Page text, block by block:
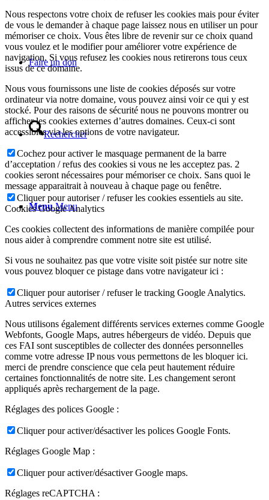
Faire un don
Rechercher
Menu Menu
Nous respectons votre choix de refuser les cookies mais pour éviter
de vous le demander à chaque page laissez nous en utiliser un pour
mémoriser ce choix. Vous êtes libre de revenir sur ce choix quand
vous voulez et le modifier pour améliorer votre expérience de
navigation. Si vous refusez les cookies nous retirerons tous ceux
issus de ce domaine.
Nous vous fournissons une liste de cookies déposés sur votre
ordinateur via notre domaine, vous pouvez ainsi voir ce qui y est
stocké. Pour des raisons de sécurité nous ne pouvons montrer ou
afficher les cookies externes d’autres domaines. Ceux-ci sont
accessibles via les options de votre navigateur.
Cochez pour activer le masquage permanent de la barre
d’acceptation / refus des cookies si vous ne les acceptez pas. 2
cookies seront nécessaires pour mémoriser ce choix. Sans quoi le
message apparaitrait à nouveau à chaque page ou fenêtre.
Cliquer pour autoriser / refuser les cookies essentiels au site.
Cookies Google Analytics
Ces cookies collectent des informations de manière compilée pour
nous aider à comprendre comment notre site est utilisé.
Si vous ne souhaitez pas que votre visite soit pistée sur notre site
vous pouvez bloquer ce pistage dans votre navigateur ici :
Cliquer pour autoriser / refuser le tracking Google Analytics.
Autres services externes
Nous utilisons également différents services externes comme Google
Webfonts, Google Maps, autres hébergeurs de vidéo. Depuis que
ces FAI sont susceptibles de collecter des données personnelles
comme votre adresse IP nous vous permettons de les bloquer ici.
merci de prendre conscience que cela peut hautement réduire
certaines fonctionnalités de notre site. Les changement seront
appliqués après rechargement de la page.
Réglages des polices Google :
Cliquer pour activer/désactiver les polices Google Fonts.
Réglages Google Map :
Cliquer pour activer/désactiver Google maps.
Réglages reCAPTCHA :